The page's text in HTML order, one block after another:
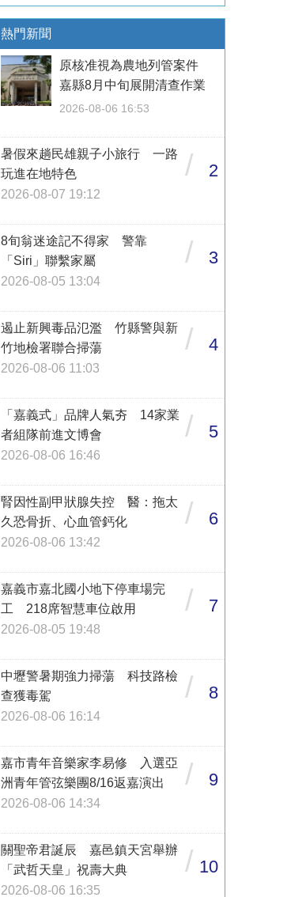
熱門新聞
原核准視為農地列管案件
嘉縣8月中旬展開清查作業
2026-08-06 16:53
暑假來趟民雄親子小旅行 一路
玩進在地特色
2026-08-07 19:12
/ 2
8旬翁迷途記不得家 警靠
「Siri」聯繫家屬
2026-08-05 13:04
/ 3
遏止新興毒品氾濫 竹縣警與新
竹地檢署聯合掃蕩
2026-08-06 11:03
/ 4
「嘉義式」品牌人氣夯 14家業
者組隊前進文博會
2026-08-06 16:46
/ 5
腎因性副甲狀腺失控 醫：拖太
久恐骨折、心血管鈣化
2026-08-06 13:42
/ 6
嘉義市嘉北國小地下停車場完
工 218席智慧車位啟用
2026-08-05 19:48
/ 7
中壢警暑期強力掃蕩 科技路檢
查獲毒駕
2026-08-06 16:14
/ 8
嘉市青年音樂家李易修 入選亞
洲青年管弦樂團8/16返嘉演出
2026-08-06 14:34
/ 9
關聖帝君誕辰 嘉邑鎮天宮舉辦
「武哲天皇」祝壽大典
2026-08-06 16:35
/ 10